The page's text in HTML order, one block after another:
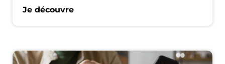
Je découvre